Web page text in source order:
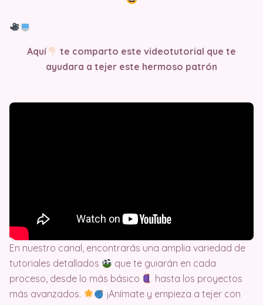
Aquí
te comparto este videotutorial que te
ayudara a tejer este hermoso patrón
En nuestro canal, encontrarás una amplia variedad de
tutoriales detallados
que te guiarán en cada
proceso, desde lo más básico
hasta los proyectos
más avanzados.
¡Anímate y empieza a tejer con